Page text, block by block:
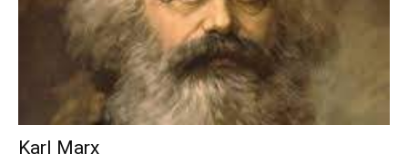
Karl Marx